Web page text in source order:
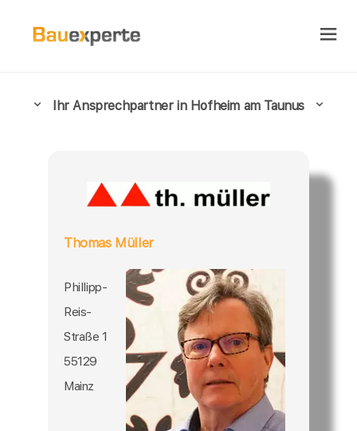
Ihr Ansprechpartner in Hofheim am Taunus
Thomas Müller
Phillipp-
Reis-
Straße 1
55129
Mainz